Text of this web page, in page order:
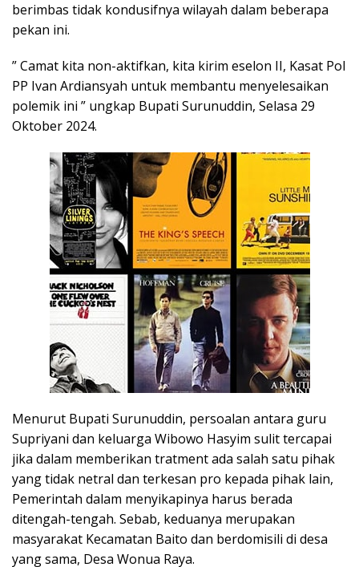
berimbas tidak kondusifnya wilayah dalam beberapa
pekan ini.
” Camat kita non-aktifkan, kita kirim eselon II, Kasat Pol
PP Ivan Ardiansyah untuk membantu menyelesaikan
polemik ini ” ungkap Bupati Surunuddin, Selasa 29
Oktober 2024.
Menurut Bupati Surunuddin, persoalan antara guru
Supriyani dan keluarga Wibowo Hasyim sulit tercapai
jika dalam memberikan tratment ada salah satu pihak
yang tidak netral dan terkesan pro kepada pihak lain,
Pemerintah dalam menyikapinya harus berada
ditengah-tengah. Sebab, keduanya merupakan
masyarakat Kecamatan Baito dan berdomisili di desa
yang sama, Desa Wonua Raya.